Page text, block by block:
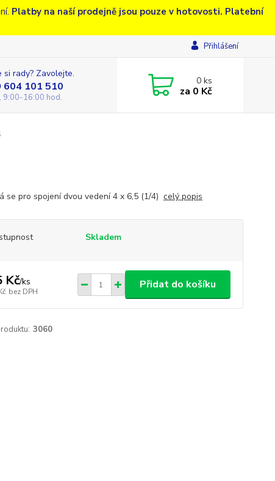
Platby na naší prodejně jsou pouze v hotovosti. Platební
Přihlášení
si rady? Zavolejte.
604 101 510
9:00-16:00 hod.
0ks
za 0 Kč
se pro spojení dvou vedení 4 x 6,5 (1/4) celý popis
Skladem
Kč/ks
bez DPH
Přidat do košíku
3060